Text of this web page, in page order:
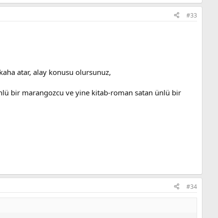
#33
atar, alay konusu olursunuz,
bir marangozcu ve yine kitab-roman satan ünlü bir
#34